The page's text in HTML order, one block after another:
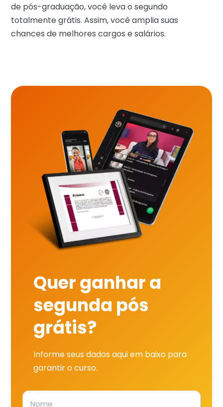
de pós-graduação, você leva o segundo
totalmente grátis. Assim, você amplia suas
chances de melhores cargos e salários.
Quer ganhar a
segunda pós
grátis?
Informe seus dados aqui em baixo para
garantir o curso.